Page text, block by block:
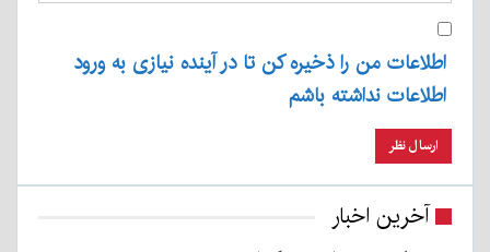
اطلاعات من را ذخیره کن تا در آینده نیازی به ورود
اطلاعات نداشته باشم
آخرین اخبار